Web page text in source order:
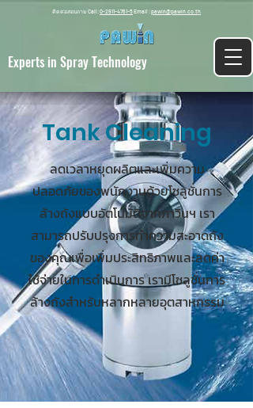
ติดต่อสอบถาม Call:0-2911-4761-5Email :pawin@pawin.co.th
Experts in Spray Technology
Tank Cleaning
ลดเวลาหยุดผลิตและเพิ่มความ
ปลอดภัยของพนักงานด้วยโซลูชั่นการ
ล้างถังแบบอัตโนมัติจากภาวินฯ เรา
สามารถปรับปรุงการทำความสะอาดถัง
ของคุณเพื่อเพิ่มประสิทธิภาพและลดค่า
ใช้จ่ายในการดำเนินการ เรามีโซลูชั่นการ
ล้างถังสำหรับหลากหลายอุตสาหกรรม